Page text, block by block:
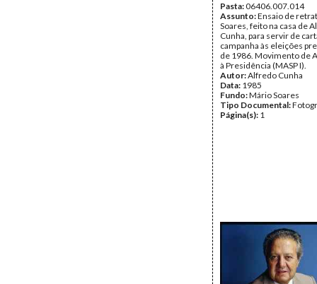
Pasta:06406.007.014
Assunto:Ensaio de
Soares, feito na casa de
Cunha, para servir de
campanha às eleições
de 1986. Movimento de
à Presidência (MASP I).
Autor:Alfredo Cunha
Data: 1985
Fundo:Mário Soares
Tipo Documental:
Página(s): 1